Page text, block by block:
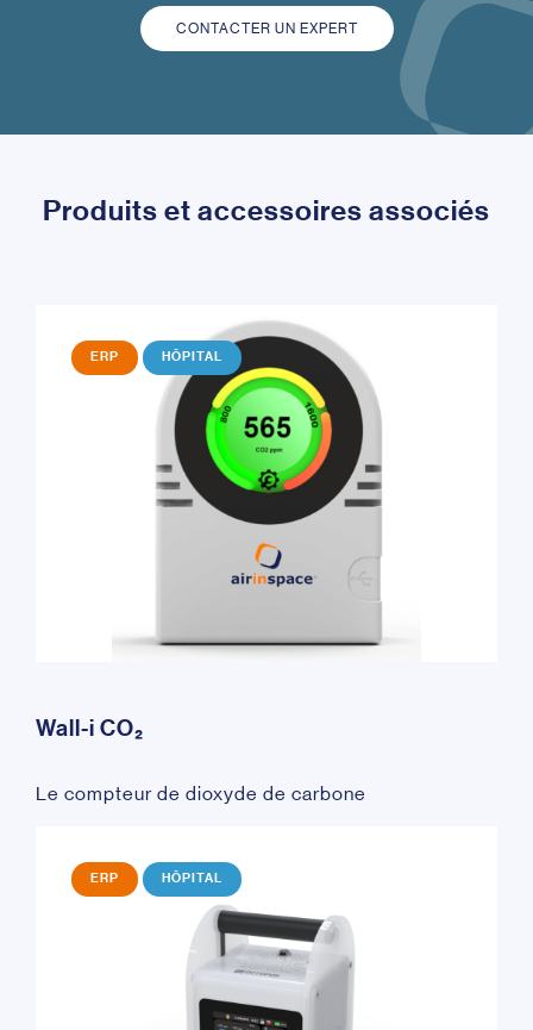
CONTACTER UN EXPERT
Produits et accessoires associés
ERP HÔPITAL
Wall-i CO₂
Le compteur de dioxyde de carbone
ERP HÔPITAL